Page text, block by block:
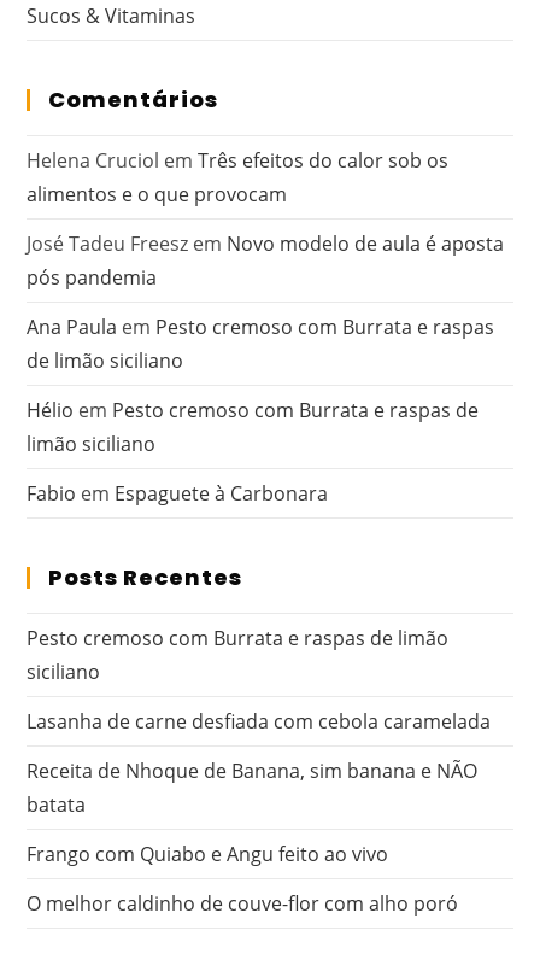
Sucos & Vitaminas
Comentários
Helena Cruciol emTrês efeitos do calor sob os
alimentos e o que provocam
José Tadeu Freesz em Novo modelo de aula é aposta
pós pandemia
Ana Paula em Pesto cremoso com Burrata e raspas
de limão siciliano
Hélio em Pesto cremoso com Burrata e raspas de
limão siciliano
Fabio em Espaguete à Carbonara
Posts Recentes
Pesto cremoso com Burrata e raspas de limão
siciliano
Lasanha de carne desfiada com cebola caramelada
Receita de Nhoque de Banana, sim banana e NÃO
batata
Frango com Quiabo e Angu feito ao vivo
O melhor caldinho de couve-flor com alho poró